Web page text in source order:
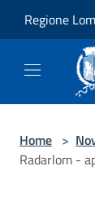
Regione
Home >
Radarlom -